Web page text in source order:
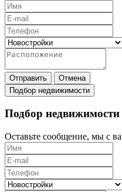
Отправить
Отмена
Подбор недвижимости
Подбор недвижимости
Оставьте сообщение, мы с